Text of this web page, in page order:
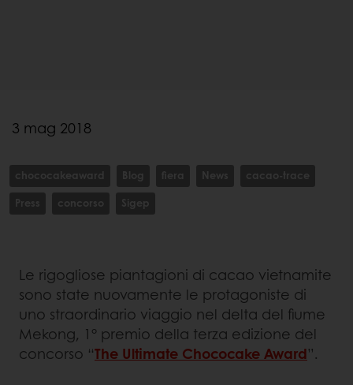
3 mag 2018
chococakeaward Blog fiera News
cacao-trace
Press
concorso Sigep
Le rigogliose piantagioni di cacao vietnamite
sono state nuovamente le protagoniste di
uno straordinario viaggio nel delta del fiume
Mekong, 1° premio della terza edizione del
concorso “The Ultimate Chococake Award”.